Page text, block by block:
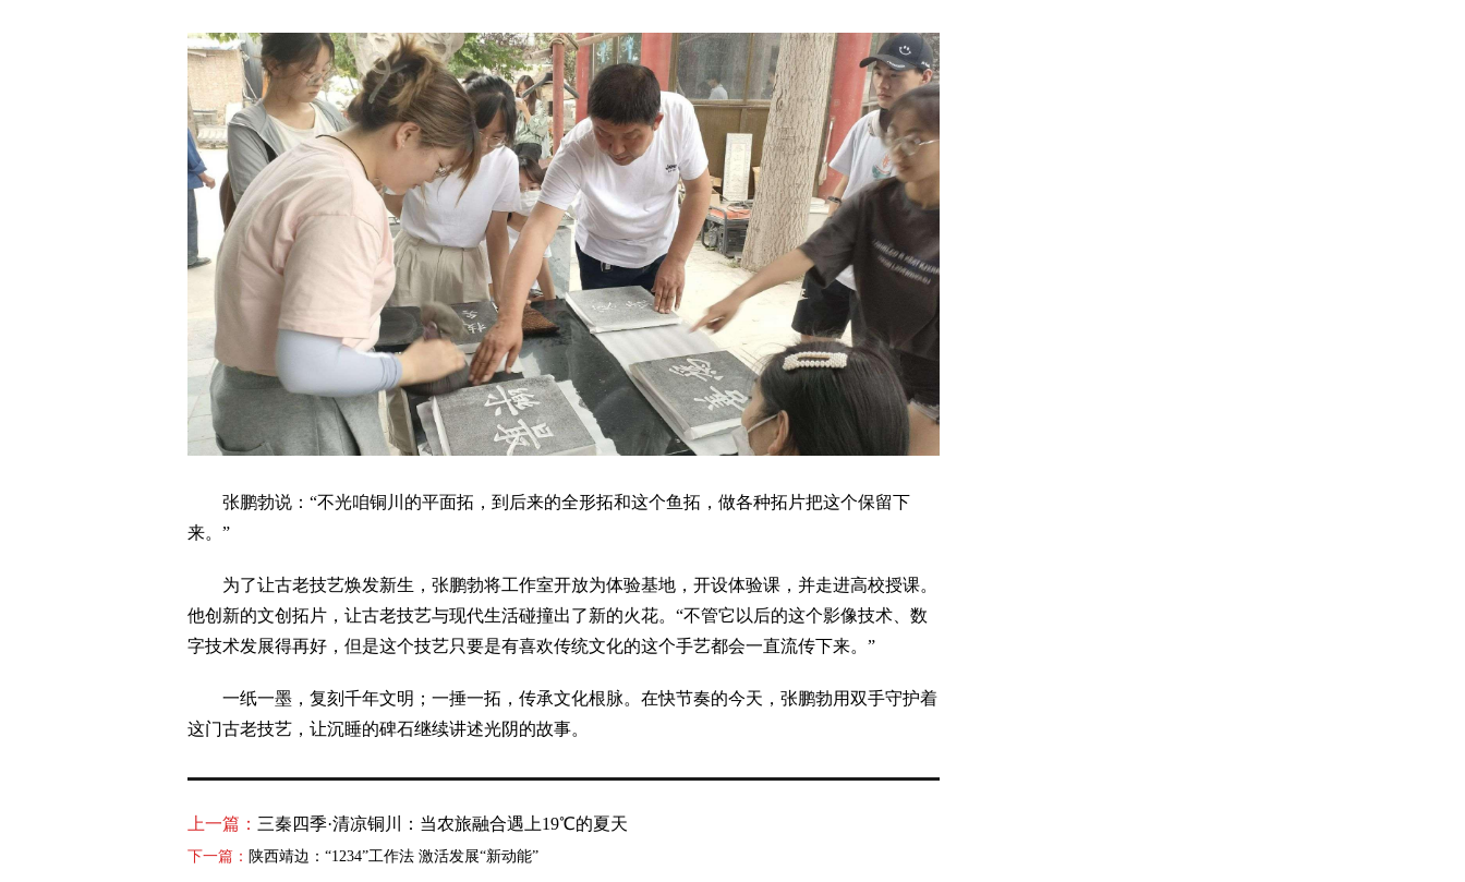
张鹏勃说：“不光咱铜川的平面拓，到后来的全形拓和这个鱼拓，做各种拓片把这个保留下
来。”
为了让古老技艺焕发新生，张鹏勃将工作室开放为体验基地，开设体验课，并走进高校授课。
他创新的文创拓片，让古老技艺与现代生活碰撞出了新的火花。“不管它以后的这个影像技术、数
字技术发展得再好，但是这个技艺只要是有喜欢传统文化的这个手艺都会一直流传下来。”
一纸一墨，复刻千年文明；一捶一拓，传承文化根脉。在快节奏的今天，张鹏勃用双手守护着
这门古老技艺，让沉睡的碑石继续讲述光阴的故事。
上一篇： 三秦四季·清凉铜川：当农旅融合遇上19℃的夏天
下一篇： 陕西靖边：“1234”工作法 激活发展“新动能”